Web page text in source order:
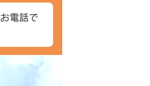
かんたんあんしん珪藻土